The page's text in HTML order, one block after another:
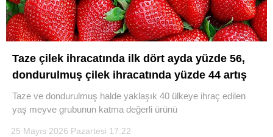
Taze çilek ihracatında ilk dört ayda yüzde 56,
dondurulmuş çilek ihracatında yüzde 44 artış
Taze ve dondurulmuş halde yaklaşık 40 ülkeye ihraç edilen
yaş meyve grubunun katma değerli ürünü
25 Mayıs 2026 Pazartesi 17:22